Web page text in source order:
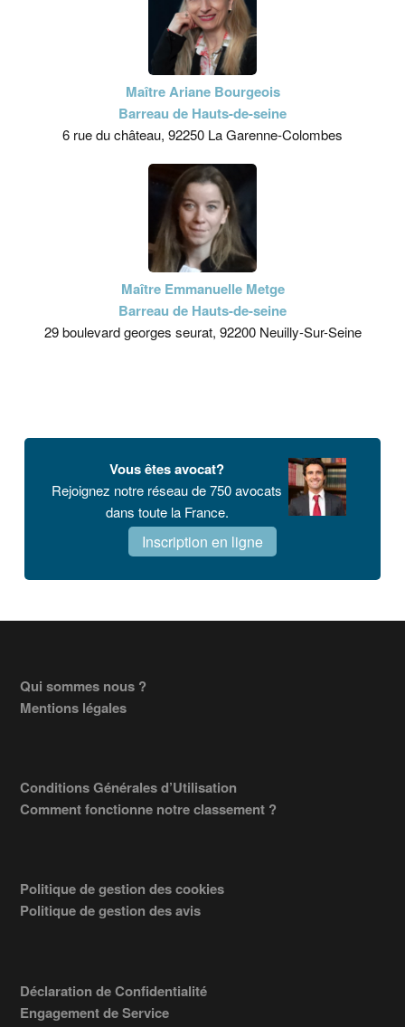
Maître Ariane Bourgeois
Barreau de Hauts-de-seine
6 rue du château, 92250 La Garenne-Colombes
Maître Emmanuelle Metge
Barreau de Hauts-de-seine
29 boulevard georges seurat, 92200 Neuilly-Sur-Seine
Vous êtes avocat?
Rejoignez notre réseau de 750 avocats
dans toute la France.
Inscription en ligne
Footer
Qui sommes nous ?
Mentions légales
Conditions Générales d’Utilisation
Comment fonctionne notre classement ?
Politique de gestion des cookies
Politique de gestion des avis
Déclaration de Confidentialité
Engagement de Service